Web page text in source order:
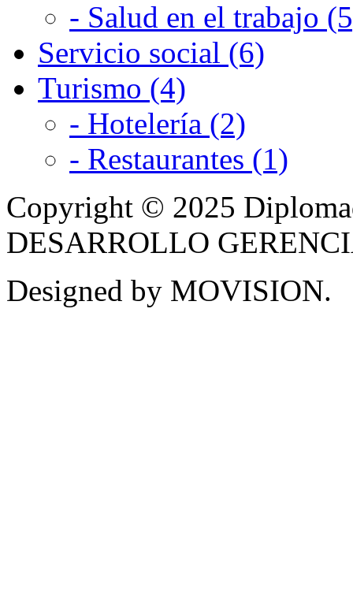
- Salud en el trabajo
Servicio social (6)
Turismo (4)
- Hotelería (2)
- Restaurantes (1)
Copyright © 2025
DESARROLLO
Designed by MOVISION.